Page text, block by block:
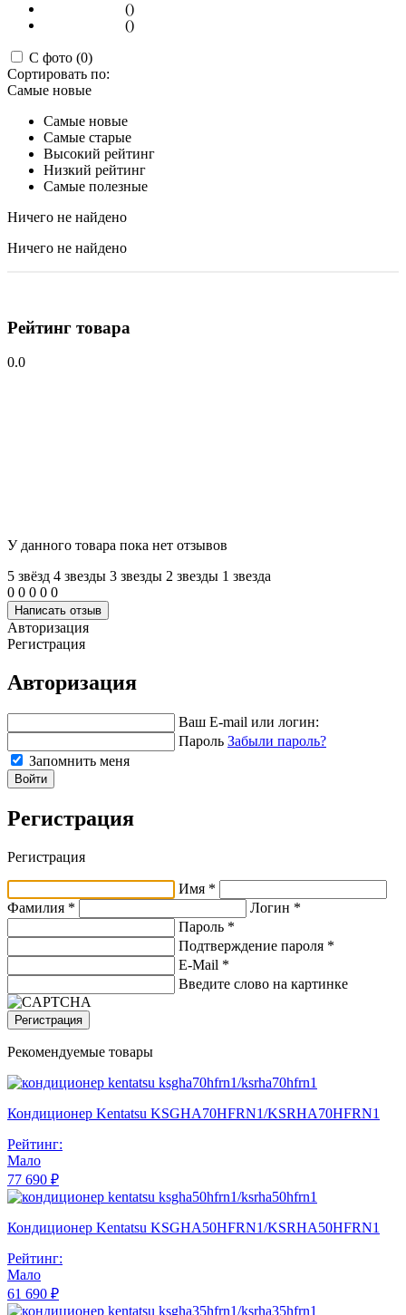
()
()
С фото (0)
Сортировать по:
Самые новые
Самые новые
Самые старые
Высокий рейтинг
Низкий рейтинг
Самые полезные
Ничего не найдено
Ничего не найдено
Рейтинг товара
0.0
У данного товара пока нет отзывов
5 звёзд 4 звeзды 3 звeзды 2 звeзды 1 звeзда
0 0 0 0 0
Написать отзыв
Авторизация
Регистрация
Авторизация
Ваш E-mail или логин:
Пароль Забыли пароль?
Запомнить меня
Войти
Регистрация
Регистрация
Имя *
Фамилия *
Логин *
Пароль *
Подтверждение пароля *
E-Mail *
Введите слово на картинке
Регистрация
Рекомендуемые товары
Кондиционер Kentatsu KSGHA70HFRN1/KSRHA70HFRN1
Рейтинг:
Мало
77 690 ₽
Кондиционер Kentatsu KSGHA50HFRN1/KSRHA50HFRN1
Рейтинг:
Мало
61 690 ₽